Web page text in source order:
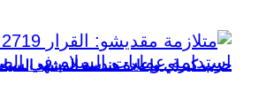
حزب كيراي وإعادة هندسة المشهد